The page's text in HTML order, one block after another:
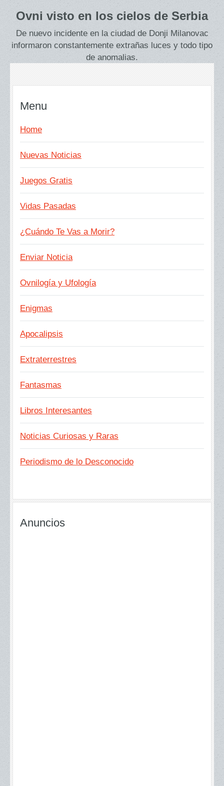
Ovni visto en los cielos de Serbia
De nuevo incidente en la ciudad de Donji Milanovac
informaron constantemente extrañas luces y todo tipo
de anomalias.
Menu
Home
Nuevas Noticias
Juegos Gratis
Vidas Pasadas
¿Cuándo Te Vas a Morir?
Enviar Noticia
Ovnilogía y Ufología
Enigmas
Apocalipsis
Extraterrestres
Fantasmas
Libros Interesantes
Noticias Curiosas y Raras
Periodismo de lo Desconocido
Anuncios